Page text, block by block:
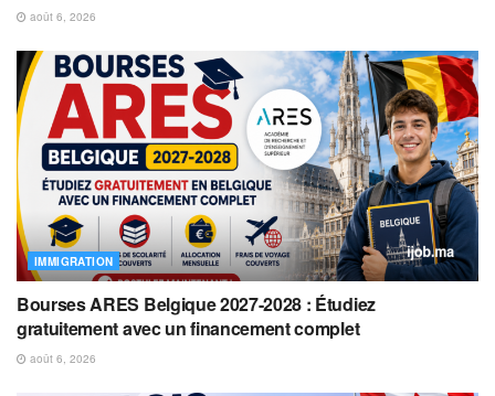
août 6, 2026
IMMIGRATION
Bourses ARES Belgique 2027-2028 : Étudiez
gratuitement avec un financement complet
août 6, 2026